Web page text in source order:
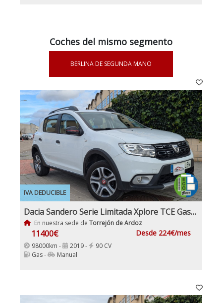
Coches del mismo segmento
BERLINA DE SEGUNDA MANO
IVA DEDUCIBLE
Dacia Sandero Serie Limitada Xplore TCE Gasolina y GLP
En nuestra sede de Torrejón de Ardoz
11400€ Desde 224€/mes
98000km - 2019 -
90 CV
Gas -
Manual